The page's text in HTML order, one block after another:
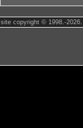
site copyright © 1998.-